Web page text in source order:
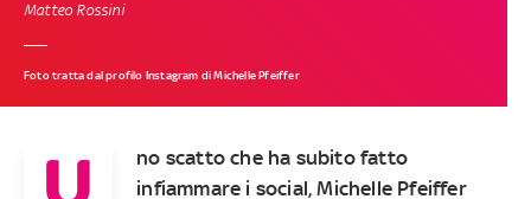
Matteo Rossini
Foto tratta dal profilo Instagram di Michelle Pfeiffer
no scatto che ha subito fatto
infiammare i social, Michelle Pfeiffer